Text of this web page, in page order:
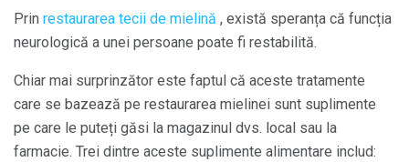
Prin restaurarea tecii de mielină , există speranța că funcția
neurologică a unei persoane poate fi restabilită.
Chiar mai surprinzător este faptul că aceste tratamente
care se bazează pe restaurarea mielinei sunt suplimente
pe care le puteți găsi la magazinul dvs. local sau la
farmacie. Trei dintre aceste suplimente alimentare includ: